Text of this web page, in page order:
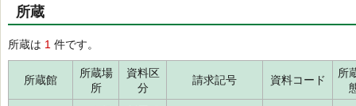
所蔵
所蔵は 1 件です。
所蔵館
所蔵場
所
資料区
分
請求記号 資料コード
所